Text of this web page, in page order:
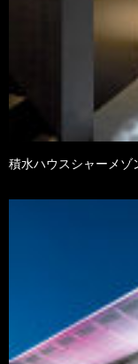
積水ハウスシャーメゾ